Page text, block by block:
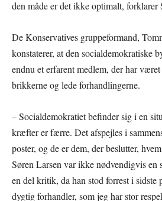
den måde er det ikke optimalt, forklarer
De Konservatives gruppeformand,
konstaterer, at den socialdemokratiske
endnu et erfarent medlem, der har
brikkerne og lede forhandlingerne.
– Socialdemokratiet befinder sig i en
kræfter er færre. Det afspejles i
poster, og de er dem, der beslutter,
Søren Larsen var ikke nødvendigvis en
en del kritik, da han stod forrest i sidste
dygtig forhandler, som jeg har stor